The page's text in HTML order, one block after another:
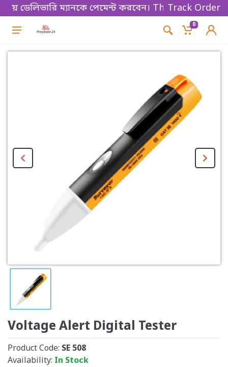
ডেলিভারি ম্যানকে পেমেন্ট করবেন। Thanks for
Track Order
0
Voltage Alert Digital Tester
Product Code: SE 508
Availability: In Stock